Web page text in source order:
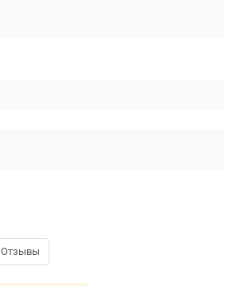
Отзывы